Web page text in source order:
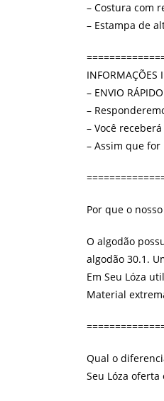
– Costura com
– Estampa de
INFORMAÇÕES
– ENVIO
–
– Você
– Assim que
Por que o
O algodão
algodão 30.1.
Em Seu Lóza
Material
Qual o
Seu Lóza